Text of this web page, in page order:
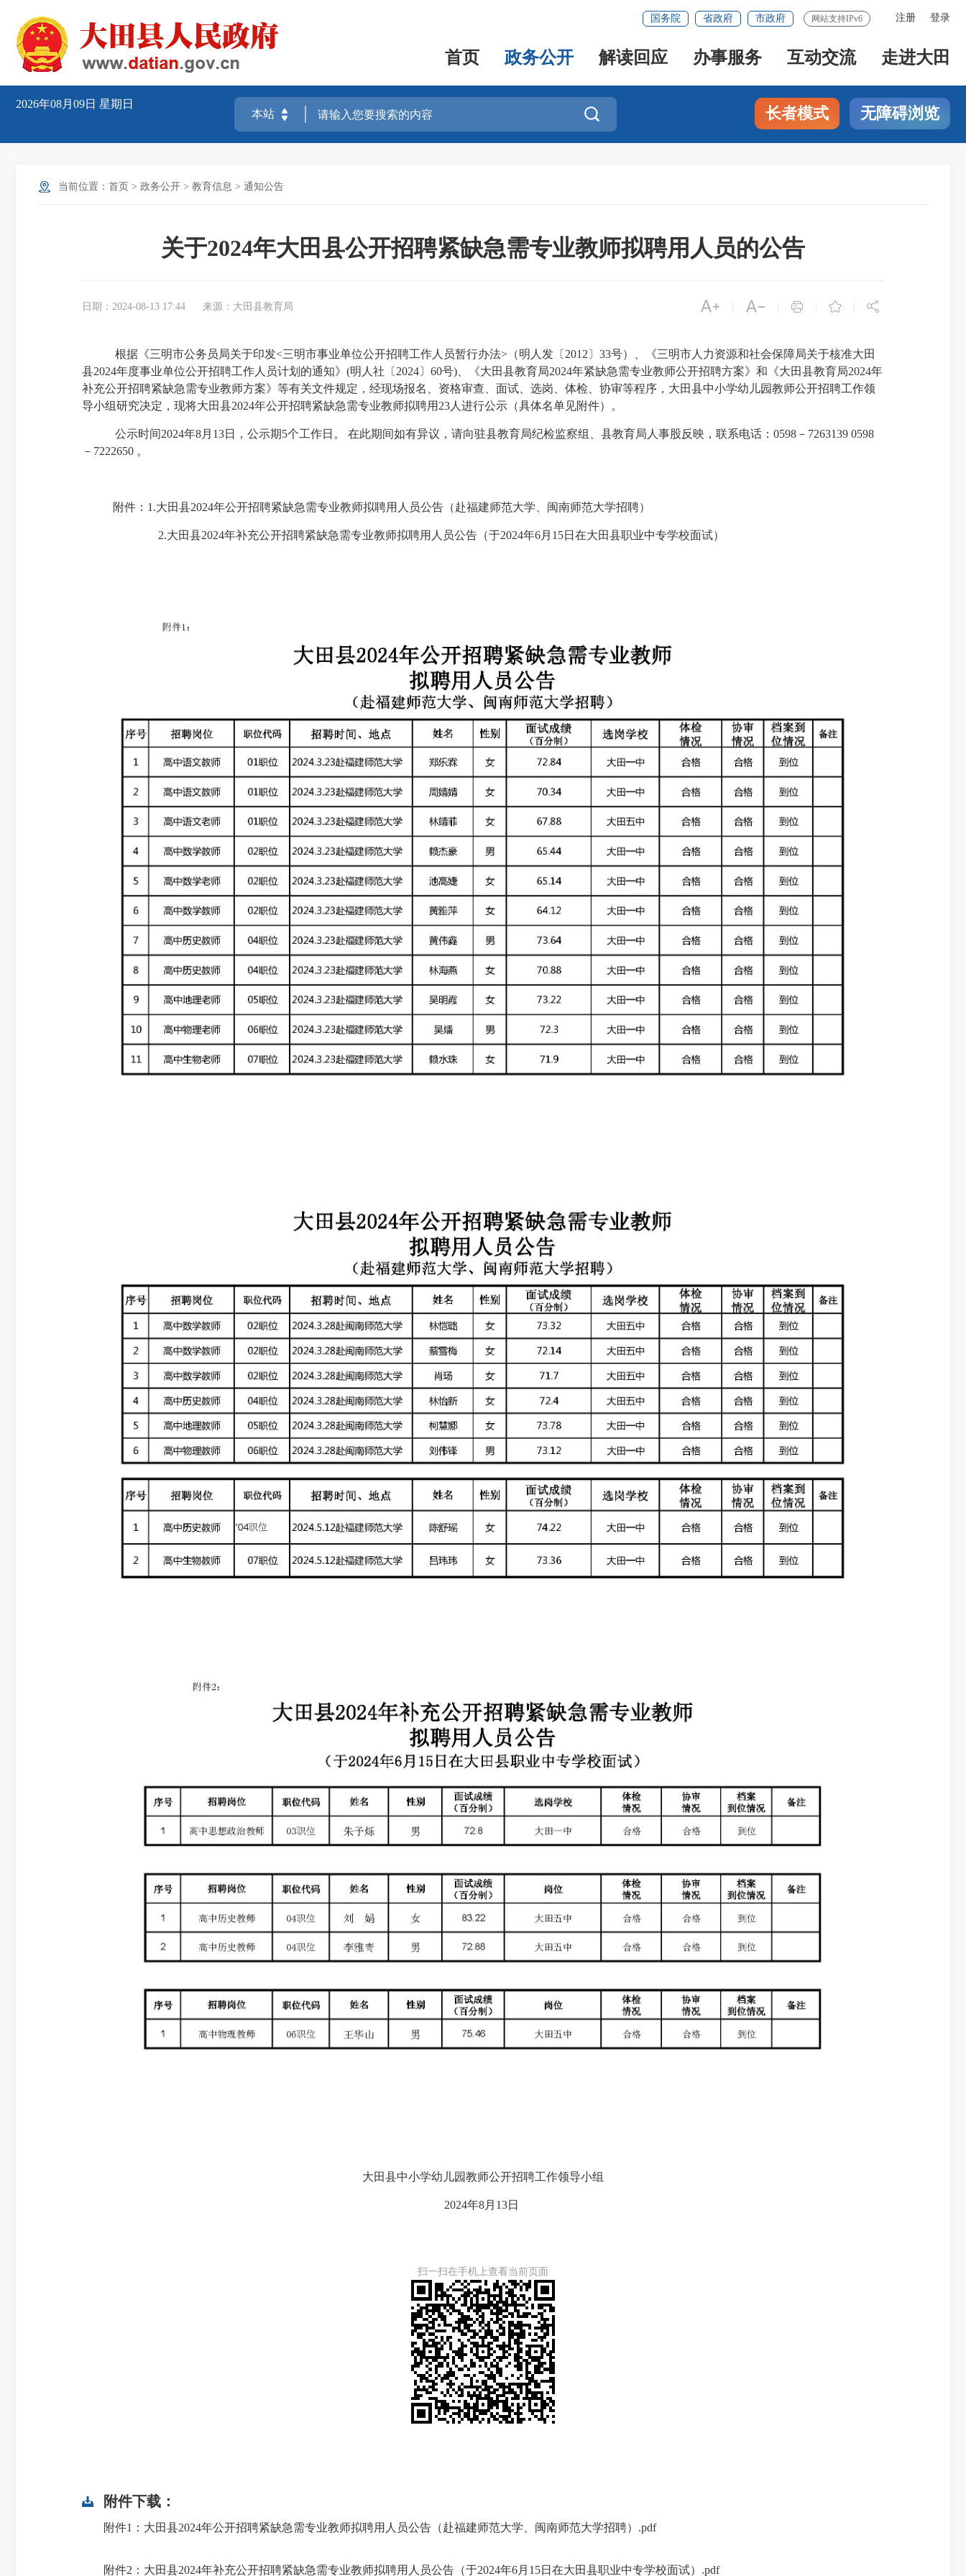
注册 登录
国务院 省政府 市政府 网站支持IPv6
首页 政务公开 解读回应 办事服务 互动交流 走进大田
2026年08月09日 星期日
 长者模式 无障碍浏览
当前位置： 首页 > 政务公开 > 教育信息 > 通知公告
关于2024年大田县公开招聘紧缺急需专业教师拟聘用人员的公告
日期：2024-08-13 17:44 来源：大田县教育局     
根据 《三明市公务员局关于印发<三明市事业单位公开招聘工作人员暂行办法>（明人发〔2012〕33号）、《三明市人力资源和社会保障局关于核准大田
县2024年度事业单位公开招聘工作人员计划的通知》(明人社〔2024〕60号)、
《大田县教育局2024年紧缺急需专业教师公开招聘方案》和《大田县教育局2024年
补充公开招聘紧缺急需专业教师方案》等有关文件规定 ， 经现场报名、资格审查、面试、选岗、体检、协审等程序，大田县中小学幼儿园教师公开招聘工作领
导小组研究决定，现将大田县2024年公开招聘紧缺急需专业教师拟聘用23人进行公示（具体名单见附件）。
公示时间2024年8月13日，公示期5个工作日。 在此期间如有异议，请向驻县教育局纪检监察组、县教育局人事股反映，联系电话：0598－7263139 0598
－7222650 。
附件： 1.大田县2024年公开招聘紧缺急需专业教师拟聘用人员公告（赴福建师范大学、闽南师范大学招聘）
2.大田县2024年补充公开招聘紧缺急需专业教师拟聘用人员公告（于2024年6月15日在大田县职业中专学校面试）
大田县中小学幼儿园教师公开招聘工作领导小组
2024年8月13日
扫一扫在手机上查看当前页面
附件下载：
附件1：大田县2024年公开招聘紧缺急需专业教师拟聘用人员公告（赴福建师范大学、闽南师范大学招聘）.pdf
附件2：大田县2024年补充公开招聘紧缺急需专业教师拟聘用人员公告（于2024年6月15日在大田县职业中专学校面试）.pdf